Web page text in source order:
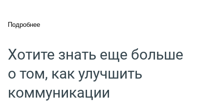
Подробнее
Хотите знать еще больше
о том, как улучшить
коммуникации